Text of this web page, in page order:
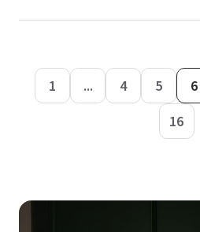
1 ... 4 5 6
16